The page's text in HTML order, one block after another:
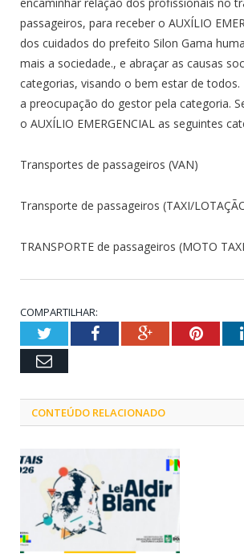
passageiros, para receber o AUXÍLIO
dos cuidados do prefeito Silon Gama
mais a sociedade., e abraçar as causas
categorias, visando o bem estar de
a preocupação do gestor pela categoria.
o AUXÍLIO EMERGENCIAL as seguintes
Transportes de passageiros (VAN)
Transporte de passageiros (TAXI/
TRANSPORTE de passageiros (MOTO
COMPARTILHAR:
TwitterFacebookGoogle+
Email
CONTEÚDO RELACIONADO